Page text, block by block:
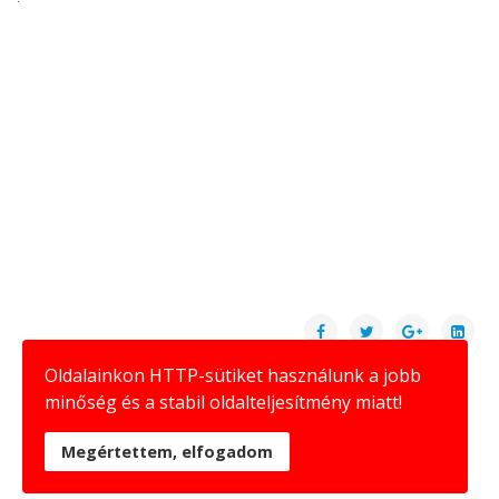
Oldalainkon HTTP-sütiket használunk a jobb
minőség és a stabil oldalteljesítmény miatt!
Megértettem, elfogadom